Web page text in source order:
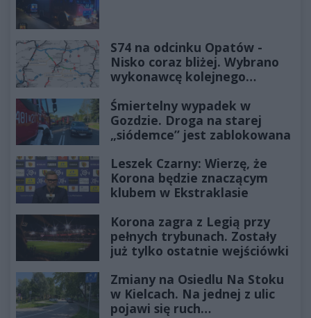
S74 na odcinku Opatów -
Nisko coraz bliżej. Wybrano
wykonawcę kolejnego
Śmiertelny wypadek w
Gozdzie. Droga na starej
„siódemce” jest zablokowana
Leszek Czarny: Wierzę, że
Korona będzie znaczącym
klubem w Ekstraklasie
Korona zagra z Legią przy
pełnych trybunach. Zostały
już tylko ostatnie wejściówki
Zmiany na Osiedlu Na Stoku
w Kielcach. Na jednej z ulic
pojawi się ruch